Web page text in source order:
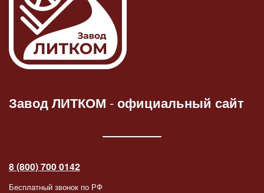
Завод ЛИТКОМ -официальный сайт
8 (800) 700 0142
Бесплатный звонок по РФ